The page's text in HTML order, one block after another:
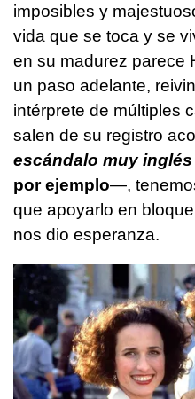
imposibles y
vida que se toca y se
en su madurez parece
un paso adelante,
intérprete de múltiples
salen de su registro
escándalo muy inglés
por ejemplo—,
que apoyarlo en
nos dio esperanza.